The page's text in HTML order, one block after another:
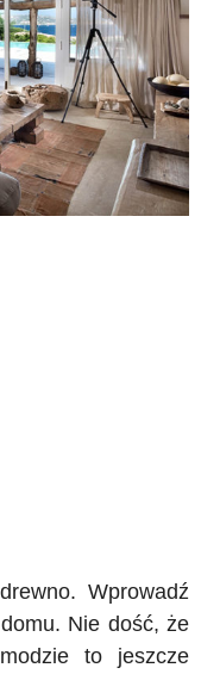
Wprowadź
Nie dość, że
to jeszcze